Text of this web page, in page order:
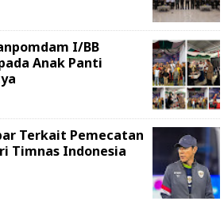
I/BB
Anak Panti
Terkait Pemecatan
Timnas Indonesia